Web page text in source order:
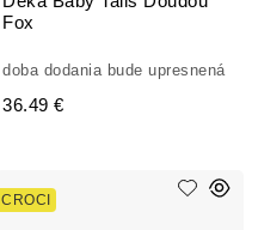
Fox
doba dodania bude upresnená
36.49 €
CROCI